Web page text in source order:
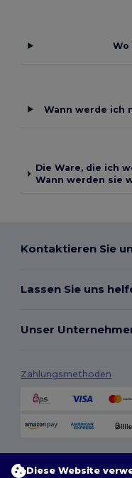
Wo
Wann werde ich
Die Ware, die ich
Wann werden sie
Kontaktieren Sie
Lassen Sie uns
Unser
Zahlungsmethoden
Diese Website